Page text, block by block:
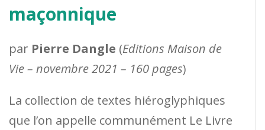
maçonnique
par Pierre Dangle (Editions Maison de
Vie – novembre 2021 – 160 pages)
La collection de textes hiéroglyphiques
que l’on appelle communément Le Livre